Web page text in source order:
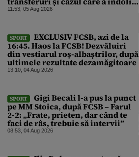
Dinamo
11:53, 05 Aug 2026
SPORT
EXCLUSIV FCSB, azi de la
16:45. Haos la FCSB! Dezvăluiri
din vestiarul roș-albaștrilor, după
ultimele rezultate dezamăgitoare
13:10, 04 Aug 2026
SPORT
Gigi Becali l-a pus la punct
pe MM Stoica, după FCSB – Farul
2-2: „Frate, prieten, dar când te
faci de râs, trebuie să intervii”
08:53, 04 Aug 2026